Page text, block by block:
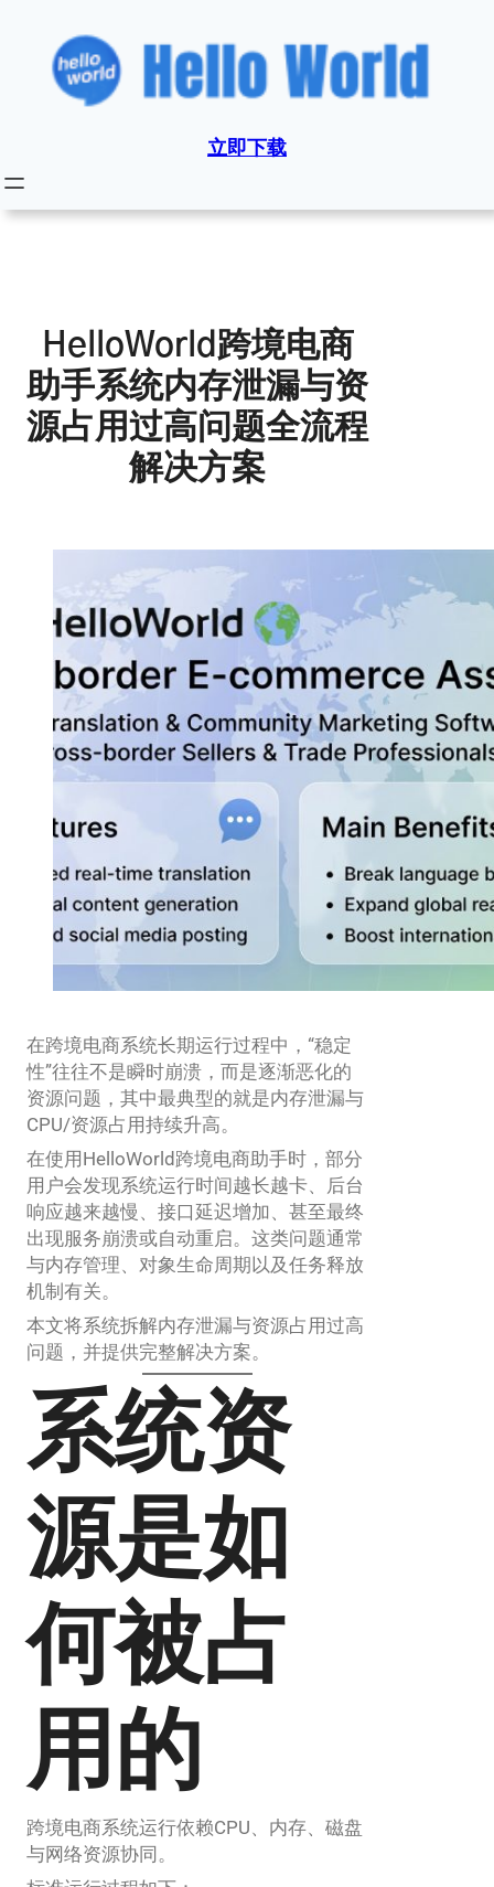
立即下载
HelloWorld跨境电商
助手系统内存泄漏与资
源占用过高问题全流程
解决方案
在跨境电商系统长期运行过程中，“稳定
性”往往不是瞬时崩溃，而是逐渐恶化的
资源问题，其中最典型的就是内存泄漏与
CPU/资源占用持续升高。
在使用HelloWorld跨境电商助手时，部分
用户会发现系统运行时间越长越卡、后台
响应越来越慢、接口延迟增加、甚至最终
出现服务崩溃或自动重启。这类问题通常
与内存管理、对象生命周期以及任务释放
机制有关。
本文将系统拆解内存泄漏与资源占用过高
问题，并提供完整解决方案。
系统资
源是如
何被占
用的
跨境电商系统运行依赖CPU、内存、磁盘
与网络资源协同。